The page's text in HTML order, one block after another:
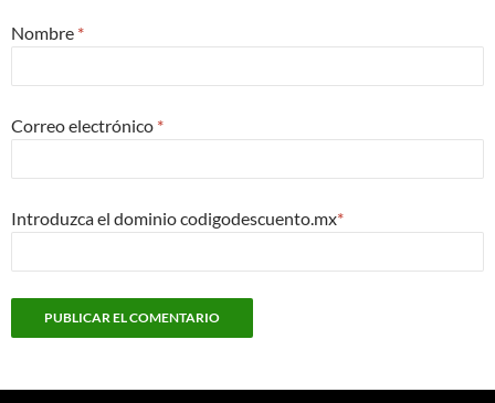
Nombre *
Correo electrónico *
Introduzca el dominio codigodescuento.mx*